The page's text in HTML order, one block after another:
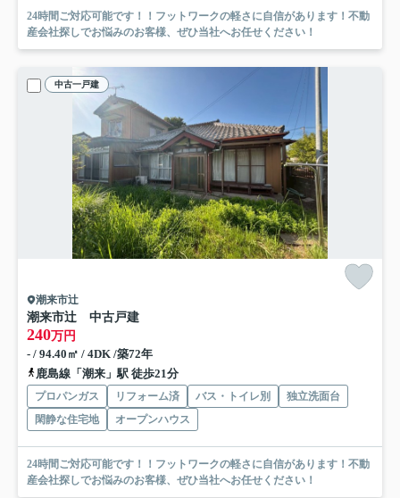
24時間ご対応可能です！！フットワークの軽さに自信があります！不動
産会社探しでお悩みのお客様、ぜひ当社へお任せください！
中古一戸建
潮来市辻
潮来市辻 中古戸建
240万円
- / 94.40㎡ / 4DK /築72年
鹿島線「潮来」駅 徒歩21分
プロパンガス リフォーム済 バス・トイレ別
独立洗面台
閑静な住宅地
オープンハウス
24時間ご対応可能です！！フットワークの軽さに自信があります！不動
産会社探しでお悩みのお客様、ぜひ当社へお任せください！